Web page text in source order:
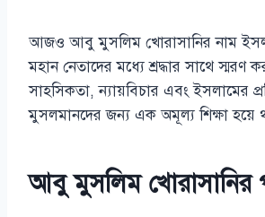
আজও আবু মুসলিম খোরাসানির নাম
মহান নেতাদের মধ্যে শ্রদ্ধার সাথে স্মরণ
সাহসিকতা, ন্যায়বিচার এবং ইসলামের
মুসলমানদের জন্য এক অমূল্য শিক্ষা হয়ে
আবু মুসলিম খোরাসানির